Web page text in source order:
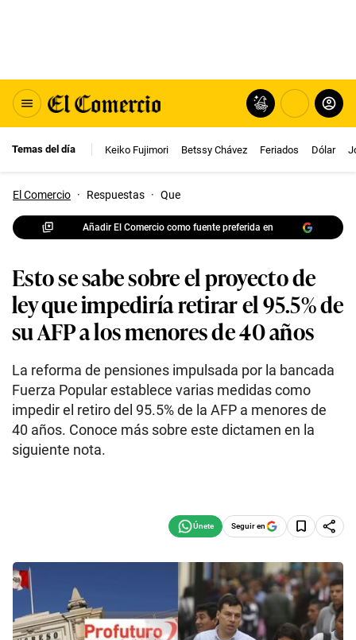
Temas del día Keiko Fujimori Betssy Chávez Feriados Dólar
El Comercio · Respuestas · Que
Añadir El Comercio como fuente preferida en
Esto se sabe sobre el proyecto de
ley que impediría retirar el 95.5% de
su AFP a los menores de 40 años
La reforma de pensiones impulsada por la bancada
Fuerza Popular establece varias medidas como
impedir el retiro del 95.5% de la AFP a menores de
40 años. Conoce más sobre este dictamen en la
siguiente nota.
Seguir en